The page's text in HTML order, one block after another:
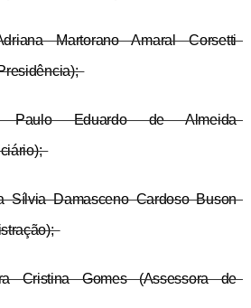
Martorano Amaral Corsetti
Eduardo de Almeida
Sílvia Damasceno Cardoso Buson
Cristina Gomes (Assessora de